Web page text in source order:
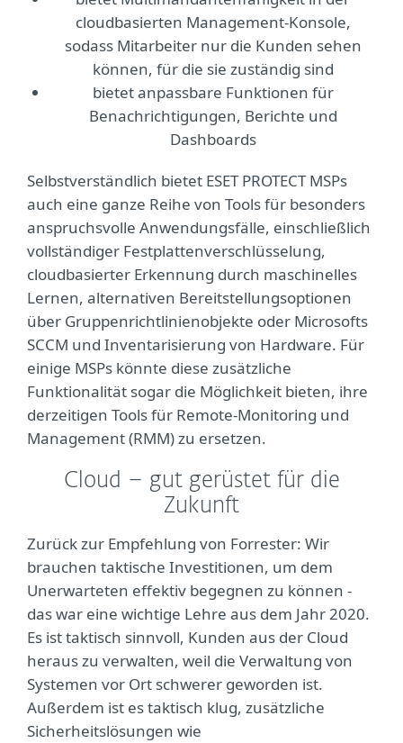
cloudbasierten Management-Konsole,
sodass Mitarbeiter nur die Kunden sehen
können, für die sie zuständig sind
bietet anpassbare Funktionen für
Benachrichtigungen, Berichte und
Dashboards
Selbstverständlich bietet ESET PROTECT MSPs
auch eine ganze Reihe von Tools für besonders
anspruchsvolle Anwendungsfälle, einschließlich
vollständiger Festplattenverschlüsselung,
cloudbasierter Erkennung durch maschinelles
Lernen, alternativen Bereitstellungsoptionen
über Gruppenrichtlinienobjekte oder Microsofts
SCCM und Inventarisierung von Hardware. Für
einige MSPs könnte diese zusätzliche
Funktionalität sogar die Möglichkeit bieten, ihre
derzeitigen Tools für Remote-Monitoring und
Management (RMM) zu ersetzen.
Cloud – gut gerüstet für die
Zukunft
Zurück zur Empfehlung von Forrester: Wir
brauchen taktische Investitionen, um dem
Unerwarteten effektiv begegnen zu können -
das war eine wichtige Lehre aus dem Jahr 2020.
Es ist taktisch sinnvoll, Kunden aus der Cloud
heraus zu verwalten, weil die Verwaltung von
Systemen vor Ort schwerer geworden ist.
Außerdem ist es taktisch klug, zusätzliche
Sicherheitslösungen wie